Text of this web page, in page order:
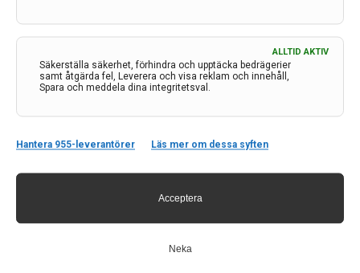
Säkerställa säkerhet, förhindra och upptäcka bedrägerier
samt åtgärda fel, Leverera och visa reklam och innehåll,
Spara och meddela dina integritetsval.
ALLTID AKTIV
Hantera 955-leverantörer Läs mer om dessa syften
Acceptera
Neka
1 okt 2021
AAN 2021 – Virtual meeting 17 – 22 april
American Academy of Neurology avhöll sin årliga